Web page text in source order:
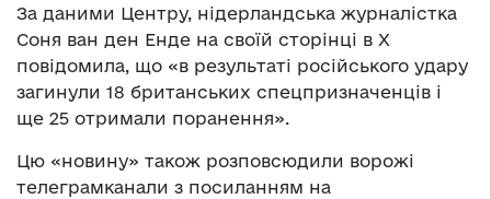
За даними Центру, нідерландська журналістка
Соня ван ден Енде на своїй сторінці в X
повідомила, що «в результаті російського удару
загинули 18 британських спецпризначенців і
ще 25 отримали поранення».
Цю «новину» також розповсюдили ворожі
телеграмканали з посиланням на